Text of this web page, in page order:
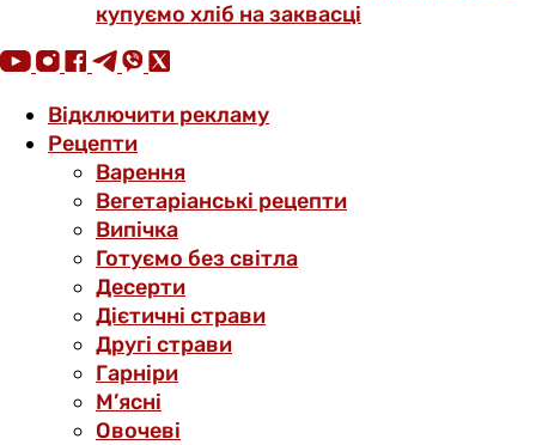
купуємо хліб на заквасці
Відключити рекламу
Рецепти
Варення
Вегетаріанські рецепти
Випічка
Готуємо без світла
Десерти
Дієтичні страви
Другі страви
Гарніри
М’ясні
Овочеві